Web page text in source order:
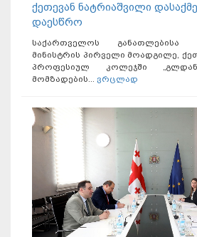
ქეთევან ნატრიაშვილი
დაესწრო
საქართველოს განათლებისა
მინისტრის პირველი მოადგილე,
პროფესიულ კოლეჯში
მომზადების... ვრცლად